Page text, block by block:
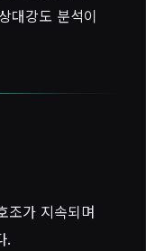
대강도 분석이
조가 지속되며
.